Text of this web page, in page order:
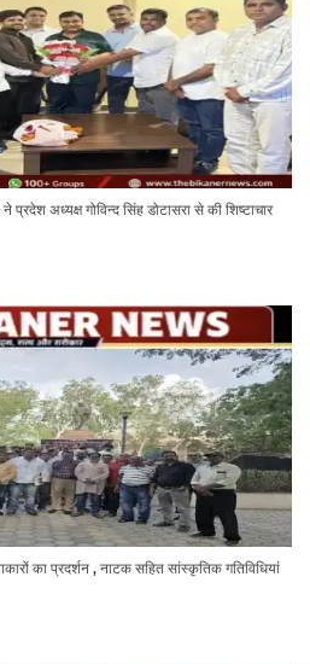
अध्यक्ष गोविन्द सिंह डोटासरा से की शिष्टाचार
का प्रदर्शन , नाटक सहित सांस्कृतिक गतिविधियां